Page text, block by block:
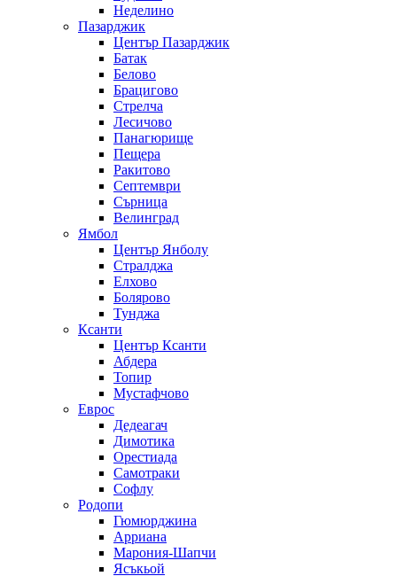
Неделино
Пазарджик
Център Пазарджик
Батак
Белово
Брацигово
Стрелча
Лесичово
Панагюрище
Пещера
Ракитово
Септември
Сърница
Велинград
Ямбол
Център Янболу
Стралджа
Елхово
Болярово
Тунджа
Ксанти
Център Ксанти
Абдера
Топир
Мустафчово
Еврос
Дедеагач
Димотика
Орестиада
Самотраки
Софлу
Родопи
Гюмюрджина
Арриана
Марония-Шапчи
Ясъкьой